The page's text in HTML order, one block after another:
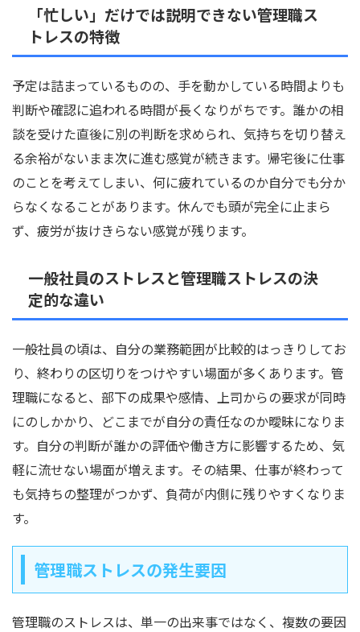
「忙しい」だけでは説明できない管理職ス
トレスの特徴
予定は詰まっているものの、手を動かしている時間よりも
判断や確認に追われる時間が長くなりがちです。誰かの相
談を受けた直後に別の判断を求められ、気持ちを切り替え
る余裕がないまま次に進む感覚が続きます。帰宅後に仕事
のことを考えてしまい、何に疲れているのか自分でも分か
らなくなることがあります。休んでも頭が完全に止まら
ず、疲労が抜けきらない感覚が残ります。
一般社員のストレスと管理職ストレスの決
定的な違い
一般社員の頃は、自分の業務範囲が比較的はっきりしてお
り、終わりの区切りをつけやすい場面が多くあります。管
理職になると、部下の成果や感情、上司からの要求が同時
にのしかかり、どこまでが自分の責任なのか曖昧になりま
す。自分の判断が誰かの評価や働き方に影響するため、気
軽に流せない場面が増えます。その結果、仕事が終わって
も気持ちの整理がつかず、負荷が内側に残りやすくなりま
す。
管理職ストレスの発生要因
管理職のストレスは、単一の出来事ではなく、複数の要因